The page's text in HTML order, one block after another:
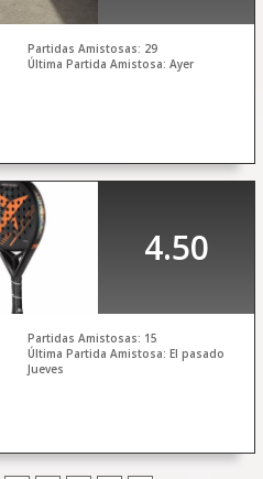
Partidas Amistosas: 29
Última Partida Amistosa: Ayer
4.50
Partidas Amistosas: 15
Última Partida Amistosa: El pasado
Jueves